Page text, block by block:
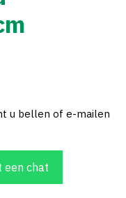
u bellen of e-mailen
een chat